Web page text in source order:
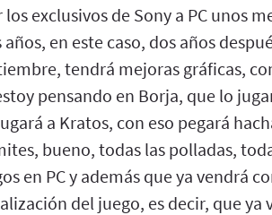
exclusivos de Sony a PC unos
en este caso, dos años
tendrá mejoras gráficas,
pensando en Borja, que lo
a Kratos, con eso pegará
bueno, todas las polladas,
en PC y además que ya vendrá
del juego, es decir, que ya